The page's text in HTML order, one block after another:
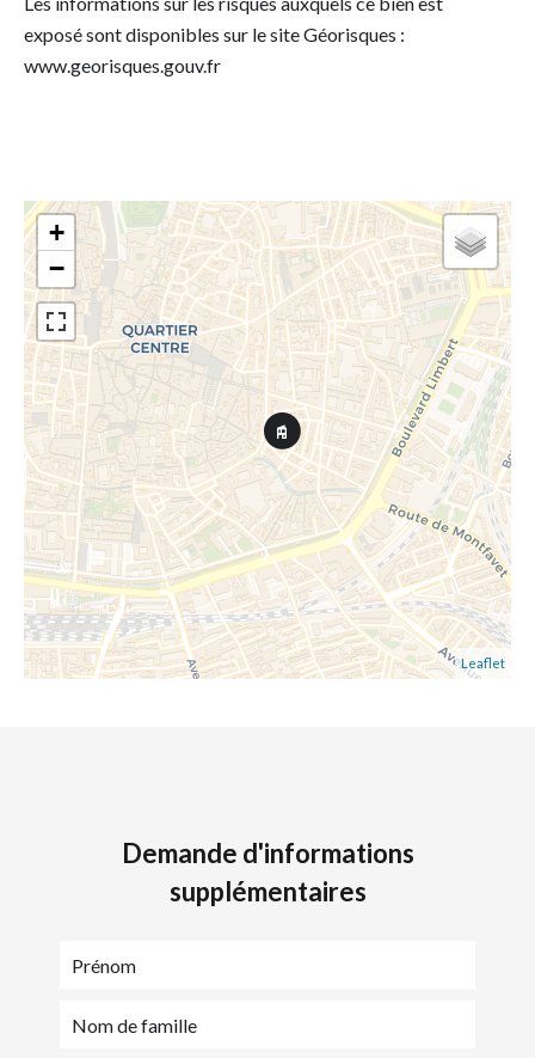
exposé sont disponibles sur le site Géorisques :
www.georisques.gouv.fr
+
−
Leaflet
Demande d'informations
supplémentaires